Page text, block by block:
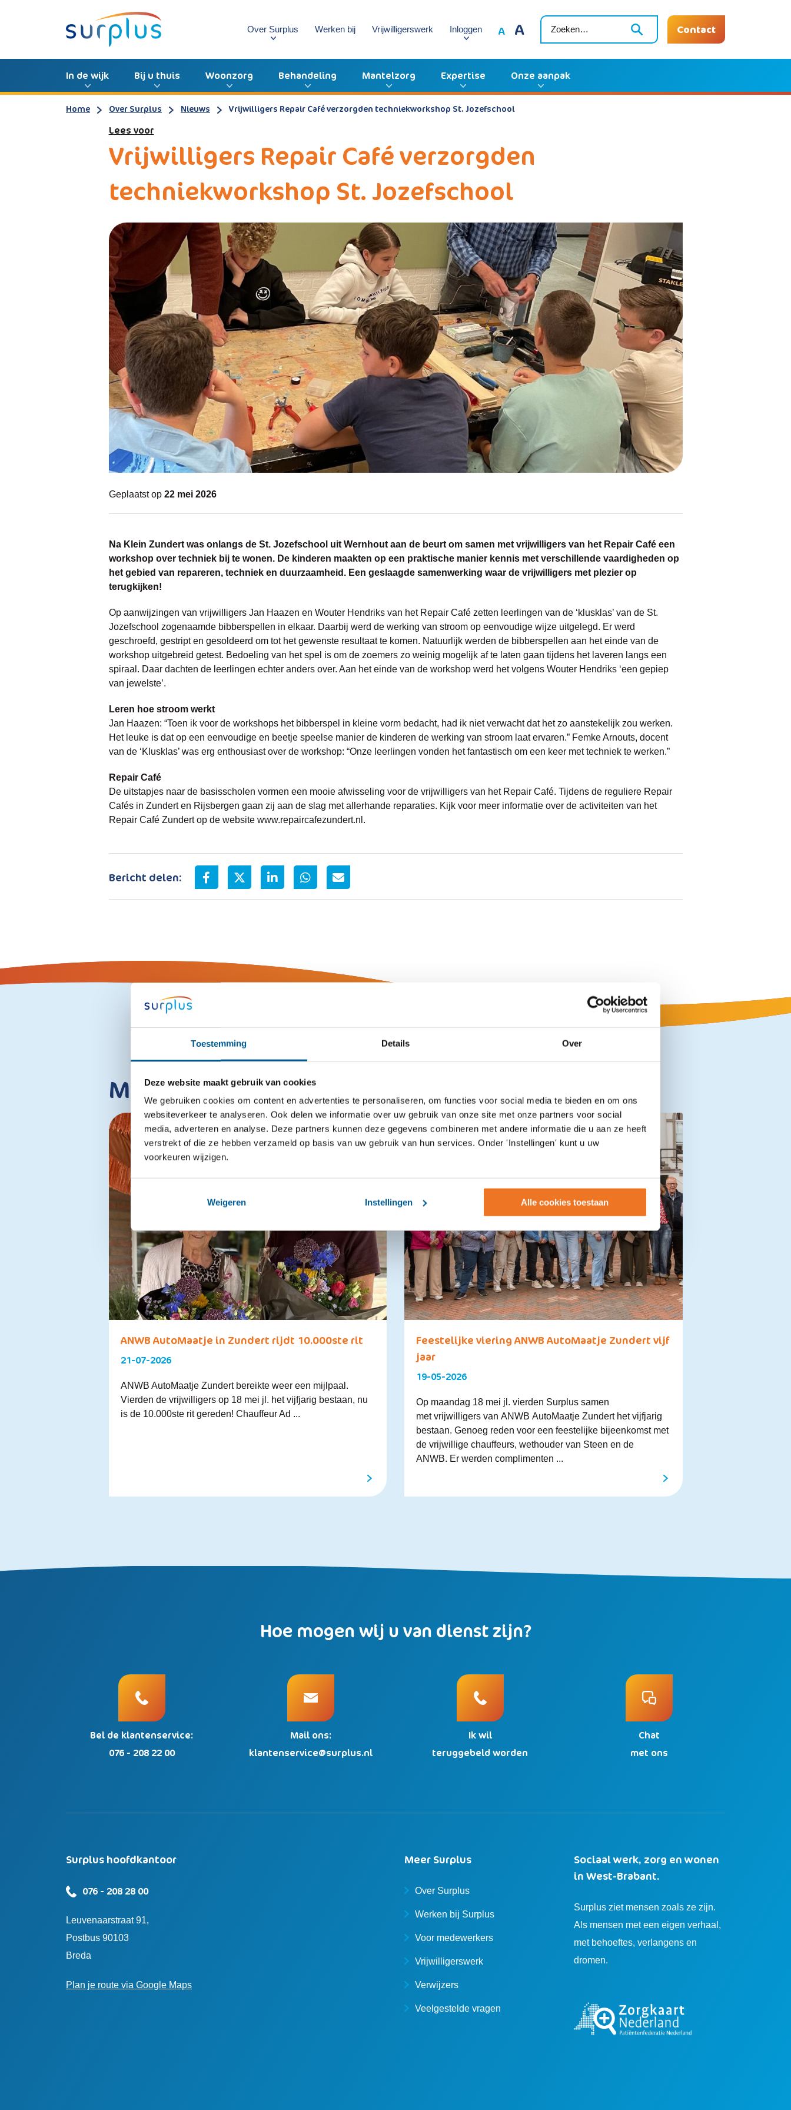
Toestemming Details Over
Deze website maakt gebruik van cookies
We gebruiken cookies om content en advertenties te personaliseren, om functies voor social media te bieden en om ons
websiteverkeer te analyseren. Ook delen we informatie over uw gebruik van onze site met onze partners voor social
media, adverteren en analyse. Deze partners kunnen deze gegevens combineren met andere informatie die u aan ze heeft
verstrekt of die ze hebben verzameld op basis van uw gebruik van hun services. Onder 'Instellingen' kunt u uw
voorkeuren wijzigen.
Weigeren Instellingen Alle cookies toestaan
Over Surplus Werken bij Vrijwilligerswerk Inloggen A A Contact
In de wijk Bij u thuis Woonzorg Behandeling Mantelzorg Expertise Onze aanpak
Home Over Surplus Nieuws Vrijwilligers Repair Café verzorgden techniekworkshop St. Jozefschool
Lees voor
Vrijwilligers Repair Café verzorgden
techniekworkshop St. Jozefschool
Geplaatst op 22 mei 2026
Na Klein Zundert was onlangs de St. Jozefschool uit Wernhout aan de beurt om samen met vrijwilligers van het Repair Café een
workshop over techniek bij te wonen. De kinderen maakten op een praktische manier kennis met verschillende vaardigheden op
het gebied van repareren, techniek en duurzaamheid. Een geslaagde samenwerking waar de vrijwilligers met plezier op
terugkijken!
Op aanwijzingen van vrijwilligers Jan Haazen en Wouter Hendriks van het Repair Café zetten leerlingen van de ‘klusklas’ van de St.
Jozefschool zogenaamde bibberspellen in elkaar. Daarbij werd de werking van stroom op eenvoudige wijze uitgelegd. Er werd
geschroefd, gestript en gesoldeerd om tot het gewenste resultaat te komen. Natuurlijk werden de bibberspellen aan het einde van de
workshop uitgebreid getest. Bedoeling van het spel is om de zoemers zo weinig mogelijk af te laten gaan tijdens het laveren langs een
spiraal. Daar dachten de leerlingen echter anders over. Aan het einde van de workshop werd het volgens Wouter Hendriks ‘een gepiep
van jewelste’.
Leren hoe stroom werkt
Jan Haazen: “Toen ik voor de workshops het bibberspel in kleine vorm bedacht, had ik niet verwacht dat het zo aanstekelijk zou werken.
Het leuke is dat op een eenvoudige en beetje speelse manier de kinderen de werking van stroom laat ervaren.” Femke Arnouts, docent
van de ‘Klusklas’ was erg enthousiast over de workshop: “Onze leerlingen vonden het fantastisch om een keer met techniek te werken.”
Repair Café
De uitstapjes naar de basisscholen vormen een mooie afwisseling voor de vrijwilligers van het Repair Café. Tijdens de reguliere Repair
Cafés in Zundert en Rijsbergen gaan zij aan de slag met allerhande reparaties. Kijk voor meer informatie over de activiteiten van het
Repair Café Zundert op de website www.repaircafezundert.nl.
Bericht delen:
Meer interessant nieuws
ANWB AutoMaatje in Zundert rijdt 10.000ste rit
21-07-2026
ANWB AutoMaatje Zundert bereikte weer een mijlpaal.
Vierden de vrijwilligers op 18 mei jl. het vijfjarig bestaan, nu
is de 10.000ste rit gereden! Chauffeur Ad ...
Feestelijke viering ANWB AutoMaatje Zundert vijf
jaar
19-05-2026
Op maandag 18 mei jl. vierden Surplus samen
met vrijwilligers van ANWB AutoMaatje Zundert het vijfjarig
bestaan. Genoeg reden voor een feestelijke bijeenkomst met
de vrijwillige chauffeurs, wethouder van Steen en de
ANWB. Er werden complimenten ...
Hoe mogen wij u van dienst zijn?
Bel de klantenservice:
076 - 208 22 00
Mail ons:
klantenservice@surplus.nl
Ik wil
teruggebeld worden
Chat
met ons
Surplus hoofdkantoor
076 - 208 28 00
Leuvenaarstraat 91,
Postbus 90103
Breda
Plan je route via Google Maps
Meer Surplus
Over Surplus
Werken bij Surplus
Voor medewerkers
Vrijwilligerswerk
Verwijzers
Veelgestelde vragen
Sociaal werk, zorg en wonen
in West-Brabant.
Surplus ziet mensen zoals ze zijn.
Als mensen met een eigen verhaal,
met behoeftes, verlangens en
dromen.